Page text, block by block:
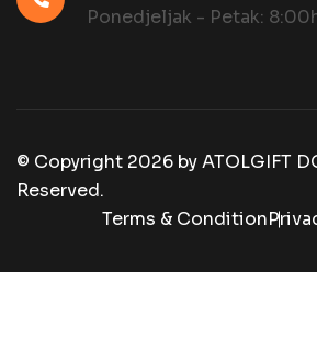
Ponedjeljak - Petak:
© Copyright 2026 byATOLGIFT
Reserved.
Terms & Condition